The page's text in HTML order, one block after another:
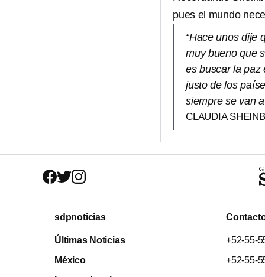
pues el mundo
“Hace unos dije
muy bueno que
es buscar la paz
justo de los
siempre se van
CLAUDIA
sdpnoticias
Últimas Noticias
México
+52-55-
+52-55-